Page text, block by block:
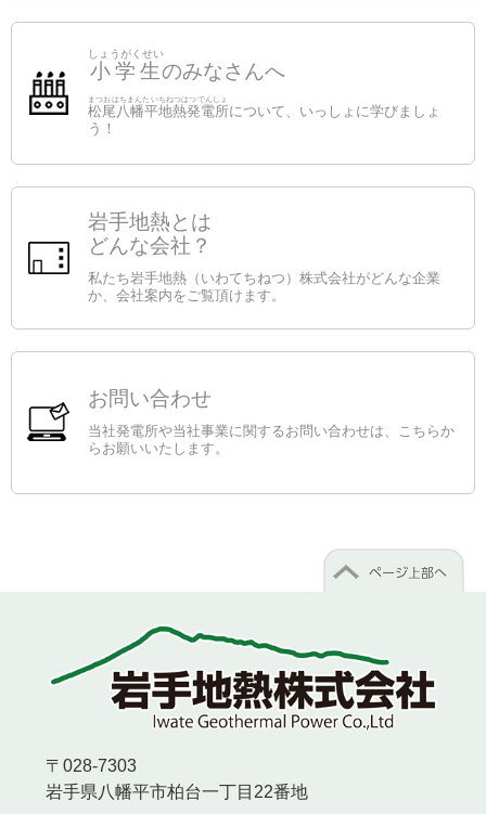
小学生
しょうがくせい
のみなさんへ
松尾八幡平地熱発電所
まつおはちまんたいちねつはつでんしょ
について、いっしょに学びましょ
う！
岩手地熱とは
どんな会社？
私たち岩手地熱（いわてちねつ）株式会社がどんな企業
か、会社案内をご覧頂けます。
お問い合わせ
当社発電所や当社事業に関するお問い合わせは、こちらか
らお願いいたします。
〒028-7303
岩手県八幡平市柏台一丁目22番地